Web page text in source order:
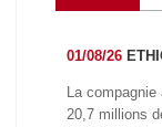
01/08/26
La
20,7 millions